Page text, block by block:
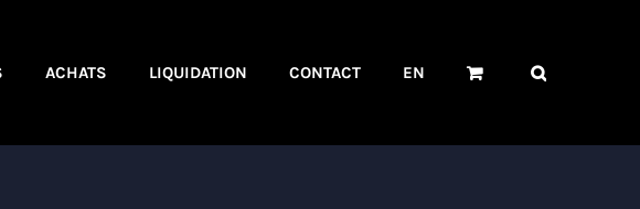
ACHATS LIQUIDATION CONTACT EN